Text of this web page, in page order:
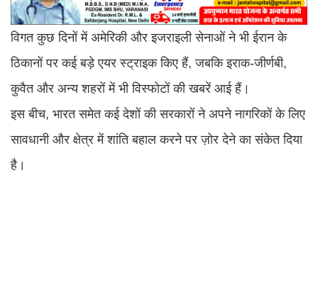
विगत कुछ दिनों में अमेरिकी और इजराइली सेनाओं ने भी ईरान के
ठिकानों पर कई बड़े एयर स्ट्राइक किए हैं, जबकि इराक-जीर्णबी,
कुवैत और अन्य शहरों में भी विस्फोटों की खबरें आई हैं।
इस बीच, भारत समेत कई देशों की सरकारों ने अपने नागरिकों के लिए
सावधानी और क्षेत्र में शांति बहाल करने पर ज़ोर देने का संकेत दिया
है।